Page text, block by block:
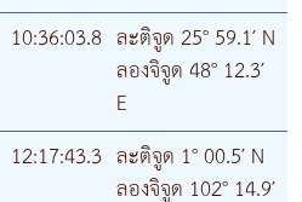
10:36:03.8 ละติจูด 25° 59.1′ N
ลองจิจูด 48° 12.3′
E
12:17:43.3 ละติจูด 1° 00.5′ N
ลองจิจูด 102° 14.9′